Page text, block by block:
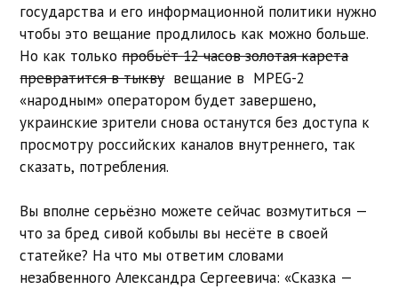
государства и его информационной политики нужно
чтобы это вещание продлилось как можно больше.
Но как толькопробьёт 12 часов золотая карета
превратится в тыквувещание в MPEG-2
«народным» оператором будет завершено,
украинские зрители снова останутся без доступа к
просмотру российских каналов внутреннего, так
сказать, потребления.
Вы вполне серьёзно можете сейчас возмутиться —
что за бред сивой кобылы вы несёте в своей
статейке? На что мы ответим словами
незабвенного Александра Сергеевича: «Сказка —